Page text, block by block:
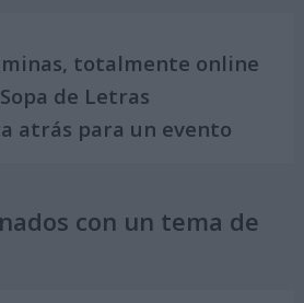
totalmente online
de Letras
atrás para un evento
con un tema de